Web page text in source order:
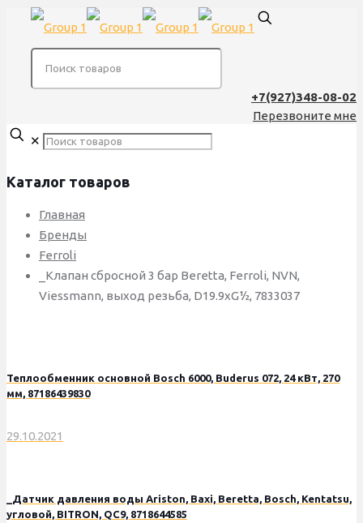
+7(927)348-08-02
Перезвоните мне
✕
Каталог товаров
Главная
Бренды
Ferroli
_Клапан сбросной 3 бар Beretta, Ferroli, NVN,
Viessmann, выход резьба, D19.9xG½, 7833037
Теплообменник основной Bosch 6000, Buderus 072, 24 кВт, 270
мм, 87186439830
29.10.2021
_Датчик давления воды Ariston, Baxi, Beretta, Bosch, Kentatsu,
угловой, BITRON, QC9, 8718644585